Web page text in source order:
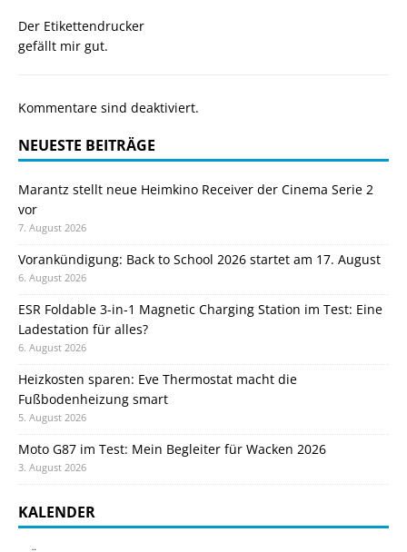
Der Etikettendrucker
gefällt mir gut.
Kommentare sind deaktiviert.
NEUESTE BEITRÄGE
Marantz stellt neue Heimkino Receiver der Cinema Serie 2
vor
7. August 2026
Vorankündigung: Back to School 2026 startet am 17. August
6. August 2026
ESR Foldable 3-in-1 Magnetic Charging Station im Test: Eine
Ladestation für alles?
6. August 2026
Heizkosten sparen: Eve Thermostat macht die
Fußbodenheizung smart
5. August 2026
Moto G87 im Test: Mein Begleiter für Wacken 2026
3. August 2026
KALENDER